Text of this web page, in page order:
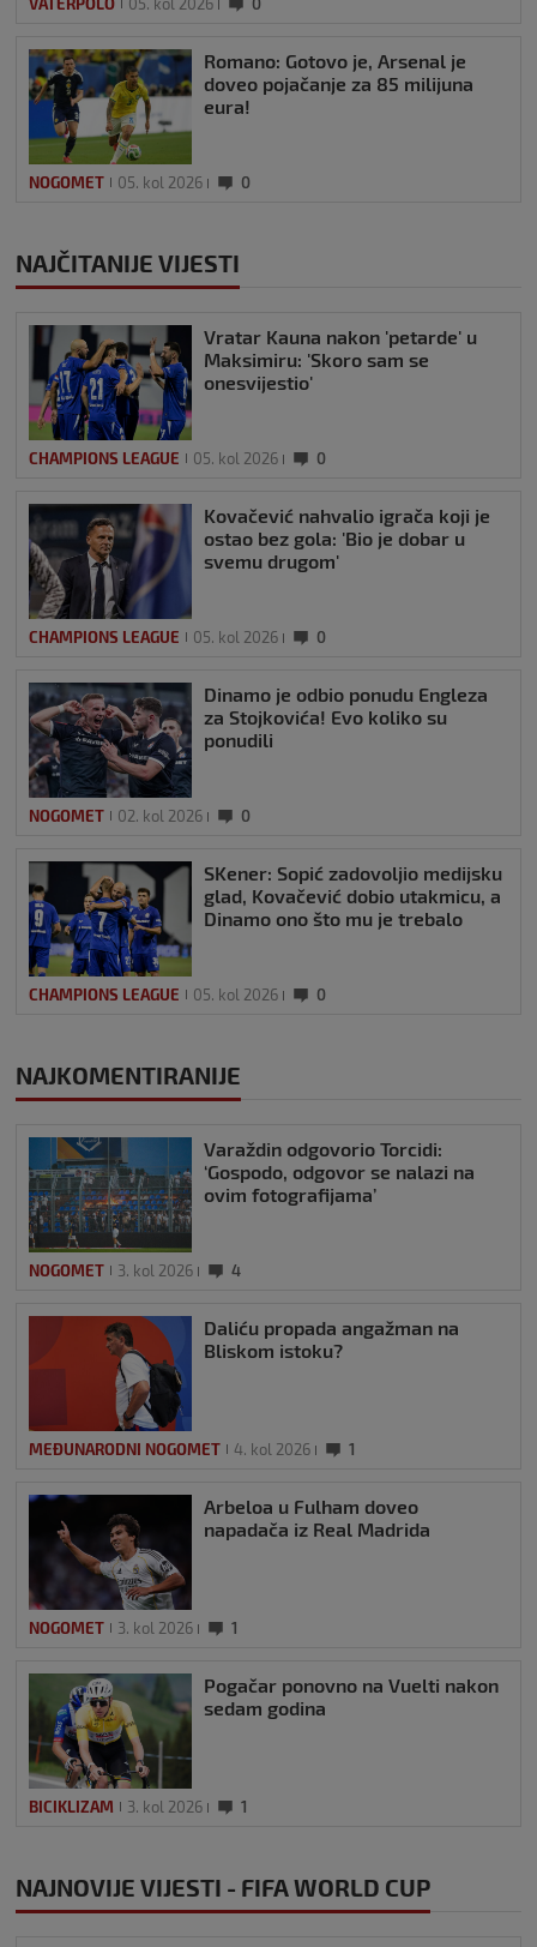
Romano: Gotovo je, Arsenal je
doveo pojačanje za 85 milijuna
eura!
NOGOMET 05. kol 2026 0
NAJČITANIJE VIJESTI
Vratar Kauna nakon 'petarde' u
Maksimiru: 'Skoro sam se
onesvijestio'
CHAMPIONS LEAGUE 05. kol 2026 0
Kovačević nahvalio igrača koji je
ostao bez gola: 'Bio je dobar u
svemu drugom'
CHAMPIONS LEAGUE 05. kol 2026 0
Dinamo je odbio ponudu Engleza
za Stojkovića! Evo koliko su
ponudili
NOGOMET 02. kol 2026 0
SKener: Sopić zadovoljio medijsku
glad, Kovačević dobio utakmicu, a
Dinamo ono što mu je trebalo
CHAMPIONS LEAGUE 05. kol 2026 0
NAJKOMENTIRANIJE
Varaždin odgovorio Torcidi:
‘Gospodo, odgovor se nalazi na
ovim fotografijama’
NOGOMET 3. kol 2026 4
Daliću propada angažman na
Bliskom istoku?
MEĐUNARODNI NOGOMET 4. kol 2026 1
Arbeloa u Fulham doveo
napadača iz Real Madrida
NOGOMET 3. kol 2026 1
Pogačar ponovno na Vuelti nakon
sedam godina
BICIKLIZAM 3. kol 2026 1
NAJNOVIJE VIJESTI - FIFA WORLD CUP